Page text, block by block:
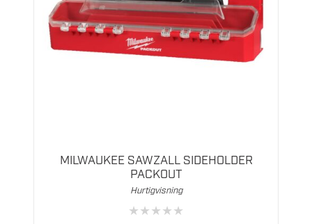
MILWAUKEE SAWZALL SIDEHOLDER
PACKOUT
Hurtigvisning
★★★★★